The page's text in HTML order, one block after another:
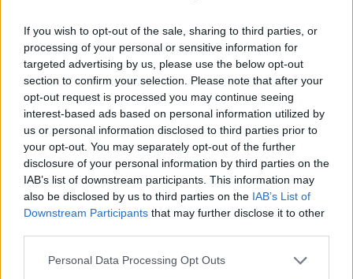
If you wish to opt-out of the sale, sharing to third parties, or
processing of your personal or sensitive information for
targeted advertising by us, please use the below opt-out
section to confirm your selection. Please note that after your
opt-out request is processed you may continue seeing
interest-based ads based on personal information utilized by
us or personal information disclosed to third parties prior to
your opt-out. You may separately opt-out of the further
disclosure of your personal information by third parties on the
IAB’s list of downstream participants. This information may
also be disclosed by us to third parties on the IAB’s List of
Downstream Participants that may further disclose it to other
Personal Data Processing Opt Outs
2002. június 19. 14:14
Bár nem tartozik szorosan tőzsdei témakörök
közé (hacsak nem a jövedéki adóemelés
fogyasztásra gyakorolt hatására gondolunk) az
érintettek nagy számára való tekintettel
közreadunk két grafikont, mely a 95-ös benzin
árának adótartalmát és a teljes árat mutatja be
európai összehasonlításban. A kérdés aktualitását
a július 1-vel emelkedő jövedéki adó adja.
jövedéki adója, mely a fogyasztói árat 6%-kal emeli 217.5